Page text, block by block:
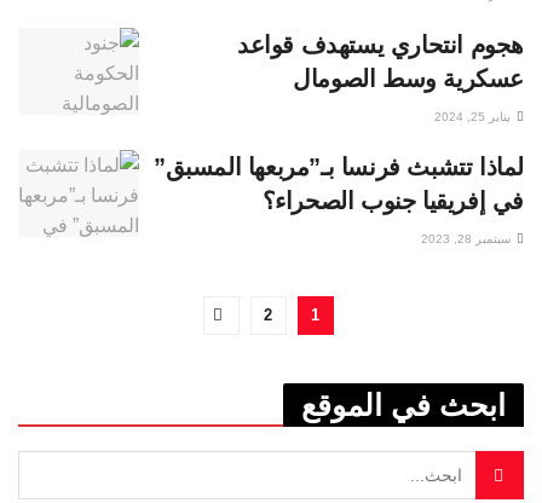
هجوم انتحاري يستهدف قواعد
عسكرية وسط الصومال
يناير 25, 2024
لماذا تتشبث فرنسا بـ”مربعها المسبق”
في إفريقيا جنوب الصحراء؟
سبتمبر 28, 2023
1
2
ابحث في الموقع